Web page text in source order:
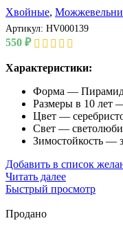
Хвойные,
Артикул: HV000139
550 ₽
Характеристики:
Форма —
Размеры в 10 лет
Цвет —
Свет —
Зимостойкость —
Добавить в список
Читать далее
Быстрый просмотр
Продано